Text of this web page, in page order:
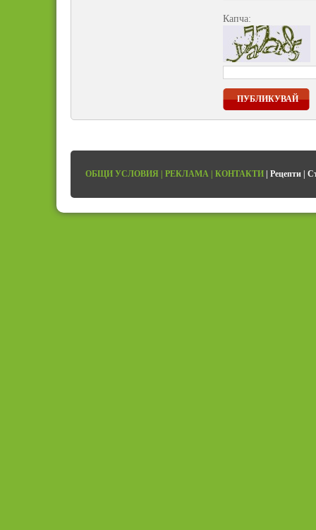
Капча:
ПУБЛИКУВАЙ
ОБЩИ УСЛОВИЯ | РЕКЛАМА | КОНТАКТИ | Рецепти |